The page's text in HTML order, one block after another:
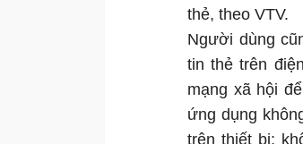
thẻ, theo VTV.
Người dùng
tin thẻ trên
mạng xã hội
ứng dụng
trên thiết bị;